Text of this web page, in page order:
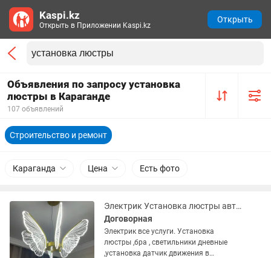
Объявления по запросу установка
люстры в Караганде
107 объявлений
Строительство и ремонт
Караганда Цена Есть фото
Электрик Установка люстры автоматы гардин плинтус жалюзи
Договорная
Электрик все услуги. Установка
люстры ,бра , светильники дневные
,установка датчик движения в
Kaspi.kz
Открыть в Приложении Kaspi.kz
Открыть